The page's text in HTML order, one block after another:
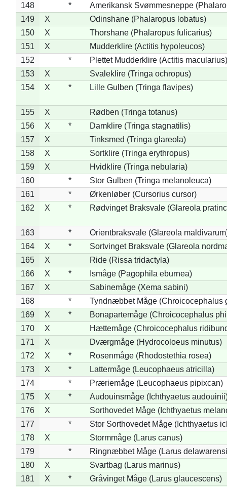
148
*
Amerikansk Svømmesneppe
149
X
Odinshane (Phalaropus lobatus)
150
X
Thorshane (Phalaropus fulicarius)
151
X
Mudderklire (Actitis hypoleucos)
152
*
Plettet Mudderklire (Actitis macularius)
153
X
Svaleklire (Tringa ochropus)
154
X * Lille Gulben (Tringa flavipes)
155 X
Rødben (Tringa totanus)
156
X *
Damklire (Tringa stagnatilis)
157
X
Tinksmed (Tringa glareola)
158
X
Sortklire (Tringa erythropus)
159
X
Hvidklire (Tringa nebularia)
160
*
Stor Gulben (Tringa melanoleuca)
161
*
Ørkenløber (Cursorius cursor)
162
X * Rødvinget Braksvale (Glareola
163 *
Orientbraksvale (Glareola
164
X *
Sortvinget Braksvale (Glareola
165
X
Ride (Rissa tridactyla)
166
X *
Ismåge (Pagophila eburnea)
167
X
Sabinemåge (Xema sabini)
168
*
Tyndnæbbet Måge (Chroicocephalus
169
X *
Bonapartemåge (Chroicocephalus
170
X
Hættemåge (Chroicocephalus
171
X
Dværgmåge (Hydrocoloeus minutus)
172
X *
Rosenmåge (Rhodostethia rosea)
173
X *
Lattermåge (Leucophaeus atricilla)
174
*
Præriemåge (Leucophaeus pipixcan)
175
X *
Audouinsmåge (Ichthyaetus
176
X
Sorthovedet Måge (Ichthyaetus
177
*
Stor Sorthovedet Måge (Ichthyaetus
178
X
Stormmåge (Larus canus)
179
*
Ringnæbbet Måge (Larus
180
X
Svartbag (Larus marinus)
181
X *
Gråvinget Måge (Larus glaucescens)